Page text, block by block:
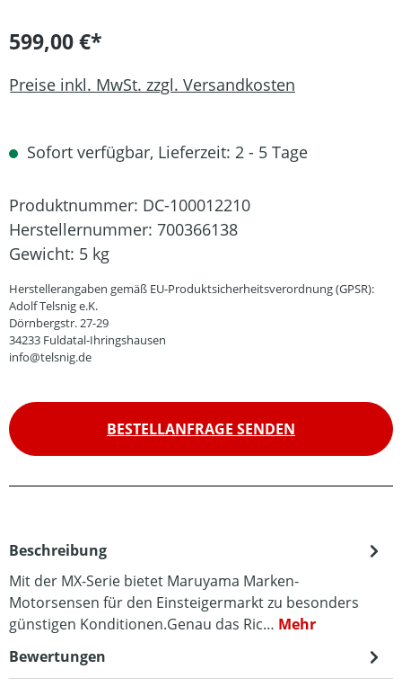
599,00 €*
Preise inkl. MwSt. zzgl. Versandkosten
Sofort verfügbar, Lieferzeit: 2 - 5 Tage
Produktnummer: DC-100012210
Herstellernummer: 700366138
Gewicht: 5 kg
Herstellerangaben gemäß EU-Produktsicherheitsverordnung (GPSR):
Adolf Telsnig e.K.
Dörnbergstr. 27-29
34233 Fuldatal-Ihringshausen
info@telsnig.de
BESTELLANFRAGE SENDEN
Beschreibung
Mit der MX-Serie bietet Maruyama Marken-
Motorsensen für den Einsteigermarkt zu besonders
günstigen Konditionen.Genau das Ric… Mehr
Bewertungen